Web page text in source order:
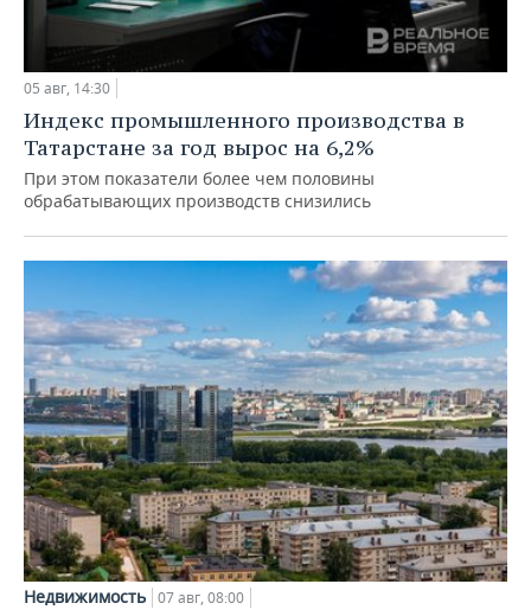
05 авг, 14:30
Индекс промышленного производства в
Татарстане за год вырос на 6,2%
При этом показатели более чем половины
обрабатывающих производств снизились
Недвижимость 07 авг, 08:00